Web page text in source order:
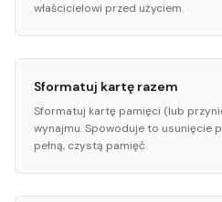
właścicielowi przed użyciem.
Sformatuj kartę razem
Sformatuj kartę pamięci (lub
wynajmu. Spowoduje to usunięcie
pełną, czystą pamięć.